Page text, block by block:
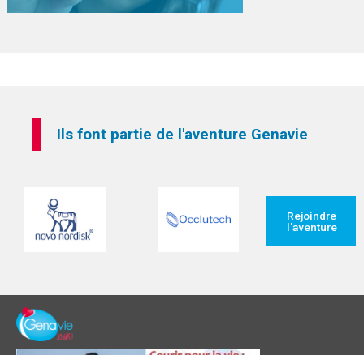
Ils font partie de l'aventure Genavie
Rejoindre
l'aventure